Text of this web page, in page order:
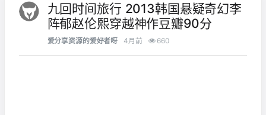
九回时间旅行 2013韩国悬疑奇幻李
阵郁赵伦熙穿越神作豆瓣90分
爱分享资源的爱好者呀 4月前 660